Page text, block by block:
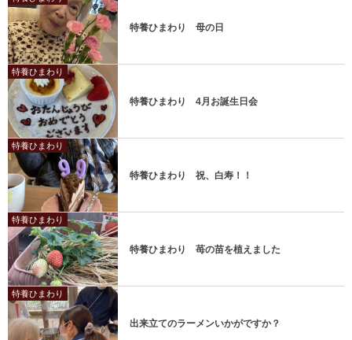
特養ひまわり 母の日
特養ひまわり
特養ひまわり 4月お誕生日会
特養ひまわり
特養ひまわり 祝、白寿！！
特養ひまわり
特養ひまわり 苺の苗を植えました
特養ひまわり
出来立てのラーメンいかがですか？